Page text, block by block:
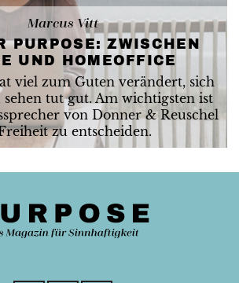
Marcus Vitt
PURPOSE: ZWISCHEN
UND HOMEOFFICE
viel zum Guten verändert, sich
tut gut. Am wichtigsten ist
von Donner & Reuschel
zu entscheiden.